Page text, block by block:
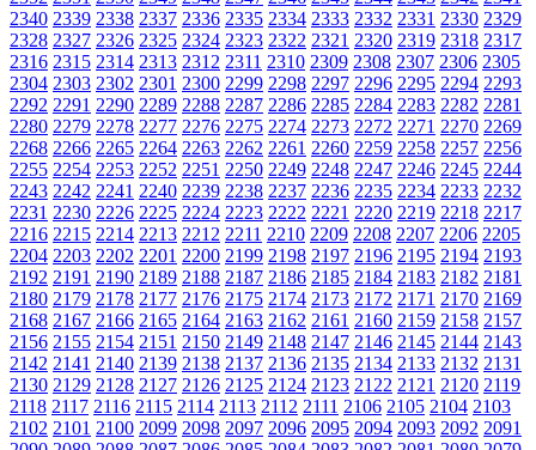
2340 2339 2338 2337 2336 2335 2334 2333 2332 2331 2330 2329
2328 2327 2326 2325 2324 2323 2322 2321 2320 2319 2318 2317
2316 2315 2314 2313 2312 2311 2310 2309 2308 2307 2306 2305
2304 2303 2302 2301 2300 2299 2298 2297 2296 2295 2294 2293
2292 2291 2290 2289 2288 2287 2286 2285 2284 2283 2282 2281
2280 2279 2278 2277 2276 2275 2274 2273 2272 2271 2270 2269
2268 2266 2265 2264 2263 2262 2261 2260 2259 2258 2257 2256
2255 2254 2253 2252 2251 2250 2249 2248 2247 2246 2245 2244
2243 2242 2241 2240 2239 2238 2237 2236 2235 2234 2233 2232
2231 2230 2226 2225 2224 2223 2222 2221 2220 2219 2218 2217
2216 2215 2214 2213 2212 2211 2210 2209 2208 2207 2206 2205
2204 2203 2202 2201 2200 2199 2198 2197 2196 2195 2194 2193
2192 2191 2190 2189 2188 2187 2186 2185 2184 2183 2182 2181
2180 2179 2178 2177 2176 2175 2174 2173 2172 2171 2170 2169
2168 2167 2166 2165 2164 2163 2162 2161 2160 2159 2158 2157
2156 2155 2154 2151 2150 2149 2148 2147 2146 2145 2144 2143
2142 2141 2140 2139 2138 2137 2136 2135 2134 2133 2132 2131
2130 2129 2128 2127 2126 2125 2124 2123 2122 2121 2120 2119
2118 2117 2116 2115 2114 2113 2112 2111 2106 2105 2104 2103
2102 2101 2100 2099 2098 2097 2096 2095 2094 2093 2092 2091